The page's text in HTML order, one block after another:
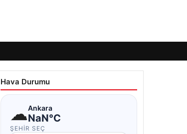
Hava Durumu
☁Ankara
NaN°C
ŞEHIR SEÇ